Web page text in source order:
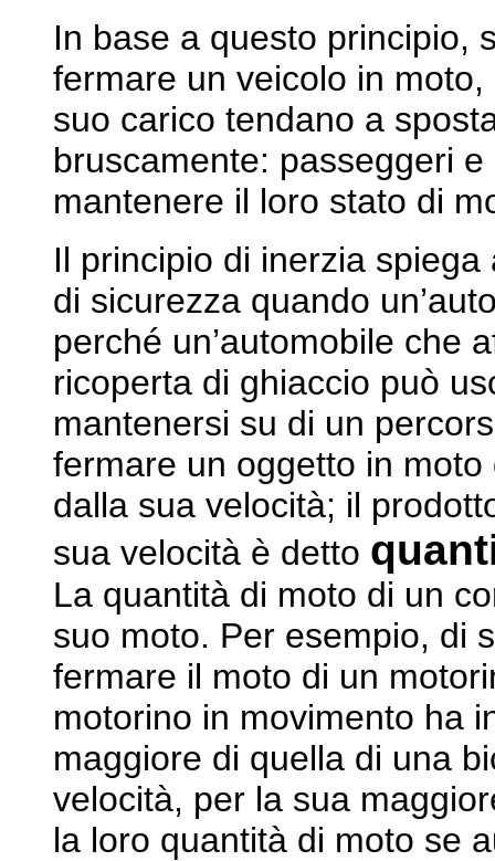
In base a questo principio,
fermare un veicolo in
suo carico tendano a
bruscamente: passeggeri
mantenere il loro stato di
Il principio di inerzia
di sicurezza quando
perché un’automobile che
ricoperta di ghiaccio può
mantenersi su di un
fermare un oggetto in
dalla sua velocità; il
sua velocità è detto
La quantità di moto di un
suo moto. Per esempio, di
fermare il moto di un
motorino in movimento ha
maggiore di quella di una
velocità, per la sua
la loro quantità di moto se